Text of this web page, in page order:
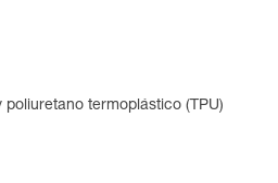
termoplástico (TPU)